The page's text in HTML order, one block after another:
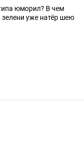
юморил? В чем
уже натёр шею